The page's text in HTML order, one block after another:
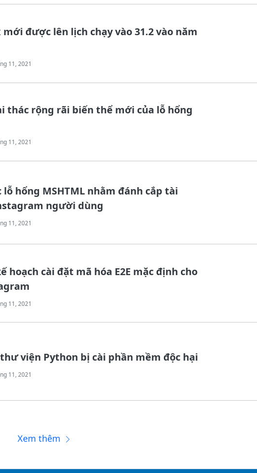
được lên lịch chạy vào 31.2 vào năm
11, 2021
thác rộng rãi biến thể mới của lỗ hổng
11, 2021
hổng MSHTML nhằm đánh cắp tài
người dùng
11, 2021
hoạch cài đặt mã hóa E2E mặc định cho
11, 2021
viện Python bị cài phần mềm độc hại
11, 2021
Xem thêm